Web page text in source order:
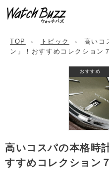
TOP トピック
高いコ
ン」！おすすめコレクション
おすすめ
高いコスパの本格時
すすめコレクション